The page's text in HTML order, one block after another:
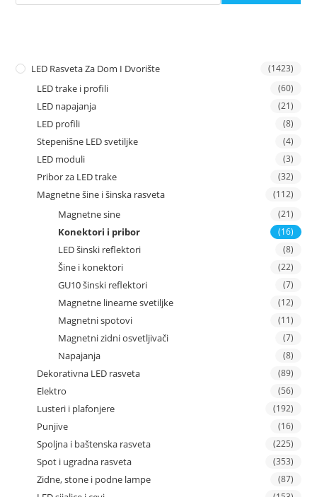
LED Rasveta Za Dom I Dvorište (1423)
LED trake i profili (60)
LED napajanja (21)
LED profili (8)
Stepenišne LED svetiljke (4)
LED moduli (3)
Pribor za LED trake (32)
Magnetne šine i šinska rasveta (112)
Magnetne sine (21)
Konektori i pribor (16)
LED šinski reflektori (8)
Šine i konektori (22)
GU10 šinski reflektori (7)
Magnetne linearne svetiljke (12)
Magnetni spotovi (11)
Magnetni zidni osvetljivači (7)
Napajanja (8)
Dekorativna LED rasveta (89)
Elektro (56)
Lusteri i plafonjere (192)
Punjive (16)
Spoljna i baštenska rasveta (225)
Spot i ugradna rasveta (353)
Zidne, stone i podne lampe (87)